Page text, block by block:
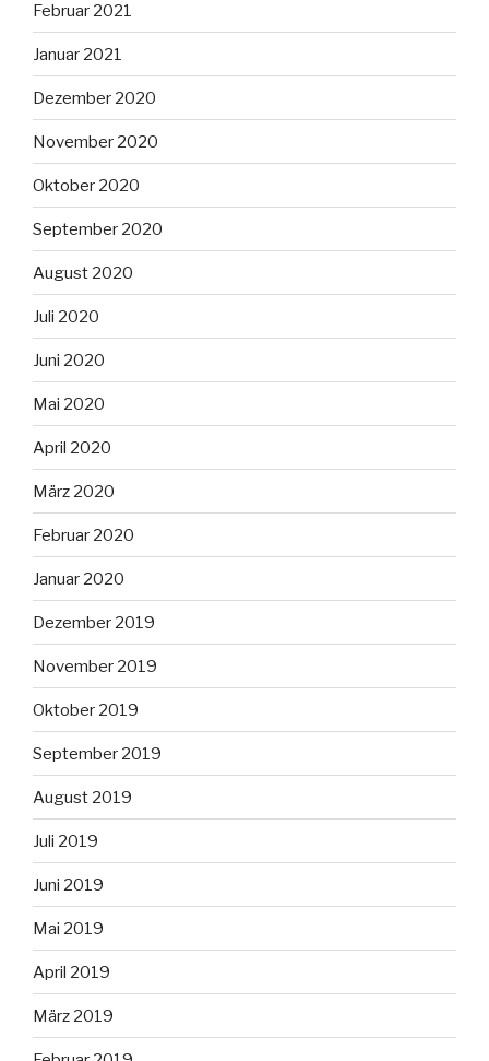
Februar 2021
Januar 2021
Dezember 2020
November 2020
Oktober 2020
September 2020
August 2020
Juli 2020
Juni 2020
Mai 2020
April 2020
März 2020
Februar 2020
Januar 2020
Dezember 2019
November 2019
Oktober 2019
September 2019
August 2019
Juli 2019
Juni 2019
Mai 2019
April 2019
März 2019